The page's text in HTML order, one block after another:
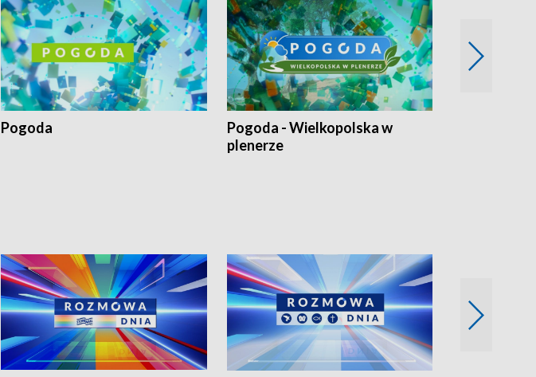
Pogoda
Pogoda - Wielkopolska w
plenerze